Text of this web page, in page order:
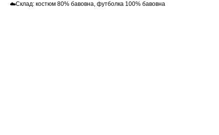
☁️Склад: костюм 80% бавовна, футболка 100% бавовна